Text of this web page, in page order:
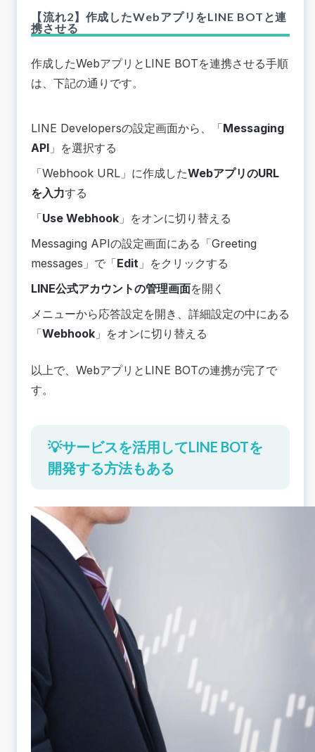
【流れ2】作成したWebアプリをLINE BOTと連
携させる
作成したWebアプリとLINE BOTを連携させる手順
は、下記の通りです。
LINE Developersの設定画面から、「Messaging
API 」を選択する
「Webhook URL」に作成したWebアプリのURL
を入力する
「Use Webhook 」をオンに切り替える
Messaging APIの設定画面にある「Greeting
messages」で「Edit 」をクリックする
LINE公式アカウントの管理画面を開く
メニューから応答設定を開き、詳細設定の中にある
「Webhook 」をオンに切り替える
以上で、WebアプリとLINE BOTの連携が完了で
す。
💡サービスを活用してLINE BOTを
開発する方法もある